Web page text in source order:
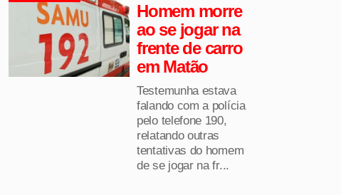
Homem morre
ao se jogar na
frente de carro
em Matão
Testemunha estava
falando com a polícia
pelo telefone 190,
relatando outras
tentativas do homem
de se jogar na fr...